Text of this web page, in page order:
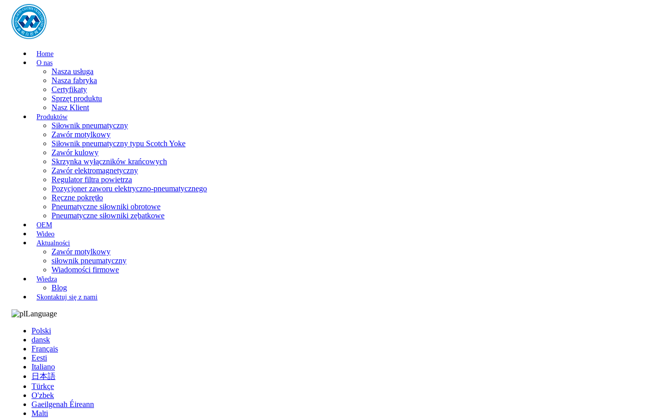
Home
O nas
Nasza usługa
Nasza fabryka
Certyfikaty
Sprzęt produktu
Nasz Klient
Produktów
Siłownik pneumatyczny
Zawór motylkowy
Siłownik pneumatyczny typu Scotch Yoke
Zawór kulowy
Skrzynka wyłączników krańcowych
Zawór elektromagnetyczny
Regulator filtra powietrza
Pozycjoner zaworu elektryczno-pneumatycznego
Ręczne pokrętło
Pneumatyczne siłowniki obrotowe
Pneumatyczne siłowniki zębatkowe
OEM
Wideo
Aktualności
Zawór motylkowy
siłownik pneumatyczny
Wiadomości firmowe
Wiedza
Blog
Skontaktuj się z nami
Language
Polski
dansk
Français
Eesti
Italiano
日本語
Türkçe
O'zbek
Gaeilgenah Éireann
Malti